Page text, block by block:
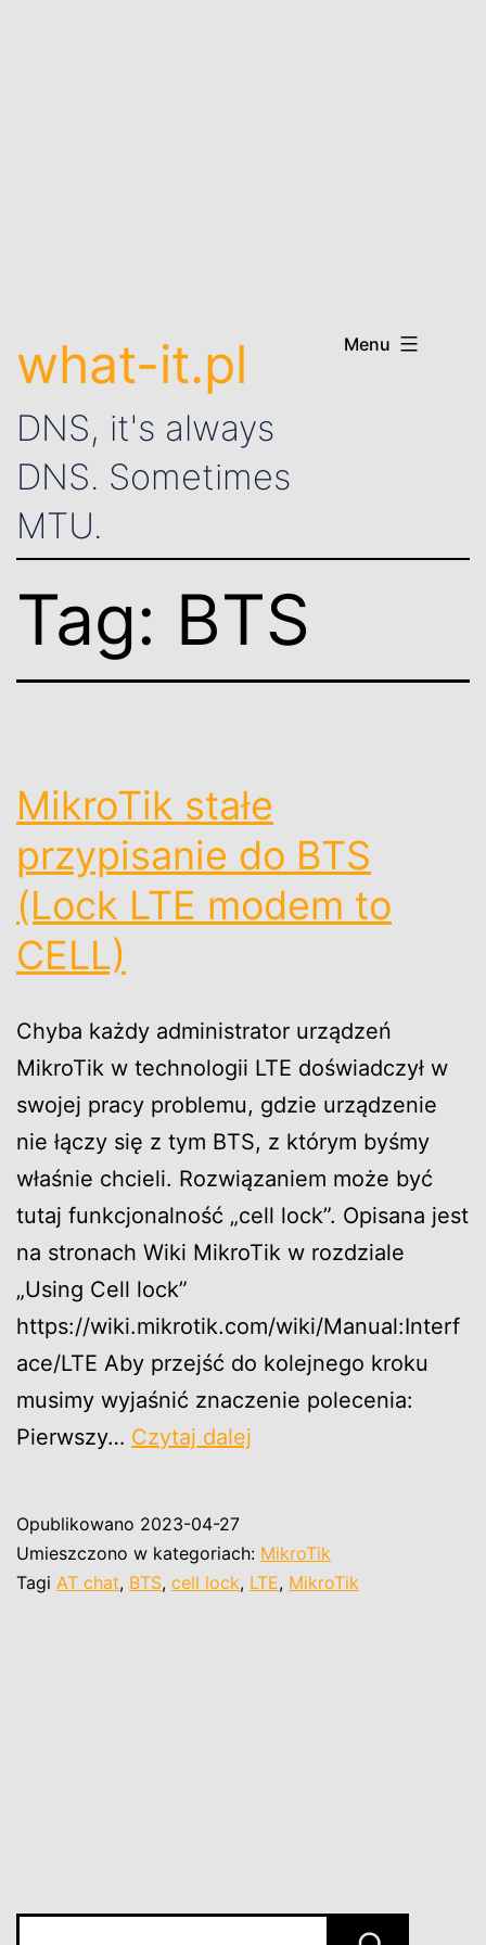
what-it.pl
DNS, it's always
DNS. Sometimes
MTU.
Menu
Tag: BTS
MikroTik stałe
przypisanie do BTS
(Lock LTE modem to
CELL)
Chyba każdy administrator urządzeń
MikroTik w technologii LTE doświadczył w
swojej pracy problemu, gdzie urządzenie
nie łączy się z tym BTS, z którym byśmy
właśnie chcieli. Rozwiązaniem może być
tutaj funkcjonalność „cell lock”. Opisana jest
na stronach Wiki MikroTik w rozdziale
„Using Cell lock”
https://wiki.mikrotik.com/wiki/Manual:Interf
ace/LTE Aby przejść do kolejnego kroku
musimy wyjaśnić znaczenie polecenia:
Pierwszy… Czytaj dalej
do
BTS
Opublikowano 2023-04-27
Umieszczono w kategoriach: MikroTik
Tagi AT chat, BTS, cell lock, LTE, MikroTik